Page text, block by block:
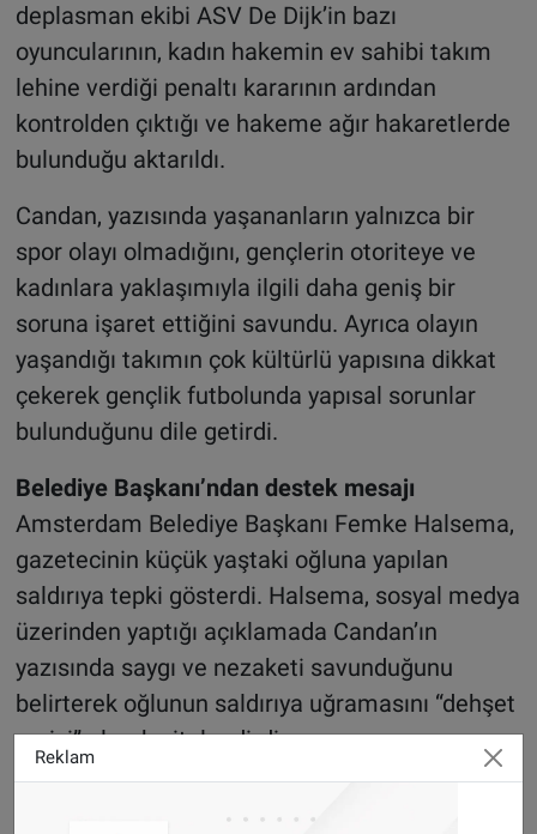
deplasman ekibi ASV De Dijk’in bazı
oyuncularının, kadın hakemin ev sahibi takım
lehine verdiği penaltı kararının ardından
kontrolden çıktığı ve hakeme ağır hakaretlerde
bulunduğu aktarıldı.
Candan, yazısında yaşananların yalnızca bir
spor olayı olmadığını, gençlerin otoriteye ve
kadınlara yaklaşımıyla ilgili daha geniş bir
soruna işaret ettiğini savundu. Ayrıca olayın
yaşandığı takımın çok kültürlü yapısına dikkat
çekerek gençlik futbolunda yapısal sorunlar
bulunduğunu dile getirdi.
Belediye Başkanı’ndan destek mesajı
Amsterdam Belediye Başkanı Femke Halsema,
gazetecinin küçük yaştaki oğluna yapılan
saldırıya tepki gösterdi. Halsema, sosyal medya
üzerinden yaptığı açıklamada Candan’ın
yazısında saygı ve nezaketi savunduğunu
belirterek oğlunun saldırıya uğramasını “dehşet
verici” olarak nitelendirdi.
Reklam